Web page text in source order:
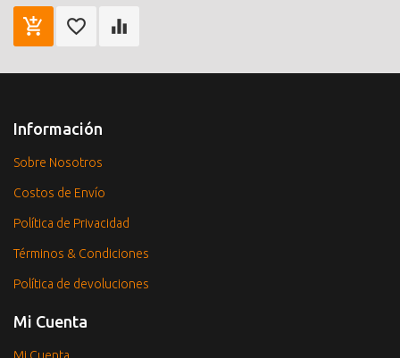
Información
Sobre Nosotros
Costos de Envío
Política de Privacidad
Términos & Condiciones
Política de devoluciones
Mi Cuenta